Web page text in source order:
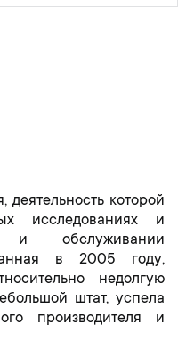
которой
исследованиях и
и обслуживании
в 2005 году,
недолгую
штат, успела
производителя и